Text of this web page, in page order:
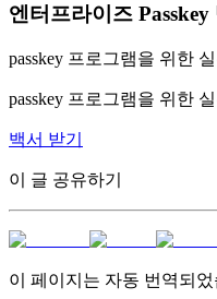
엔터프라이즈 Passkey
passkey 프로그램을 위한
passkey 프로그램을 위한
백서 받기
이 글 공유하기
이 페이지는 자동 번역되